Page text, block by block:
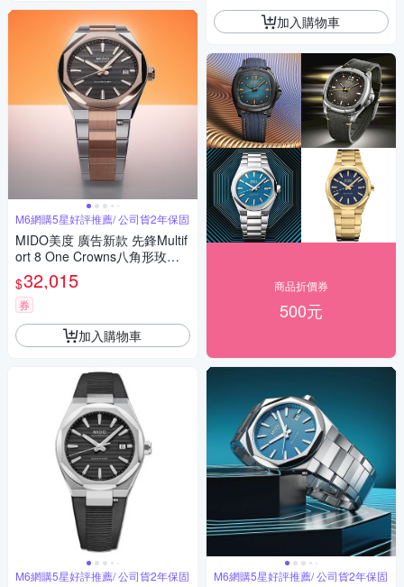
M6網購5星好評推薦/ 公司貨2年保固
MIDO美度 廣告新款 先鋒Multif
ort 8 One Crowns八角形玫瑰
金雙色40㎜ M6(M0555072205
100)
$32,015
券
加入購物車
M6網購5星好評推薦/ 公司貨2年保固
加入購物車
商品折價券
500元
M6網購5星好評推薦/ 公司貨2年保固